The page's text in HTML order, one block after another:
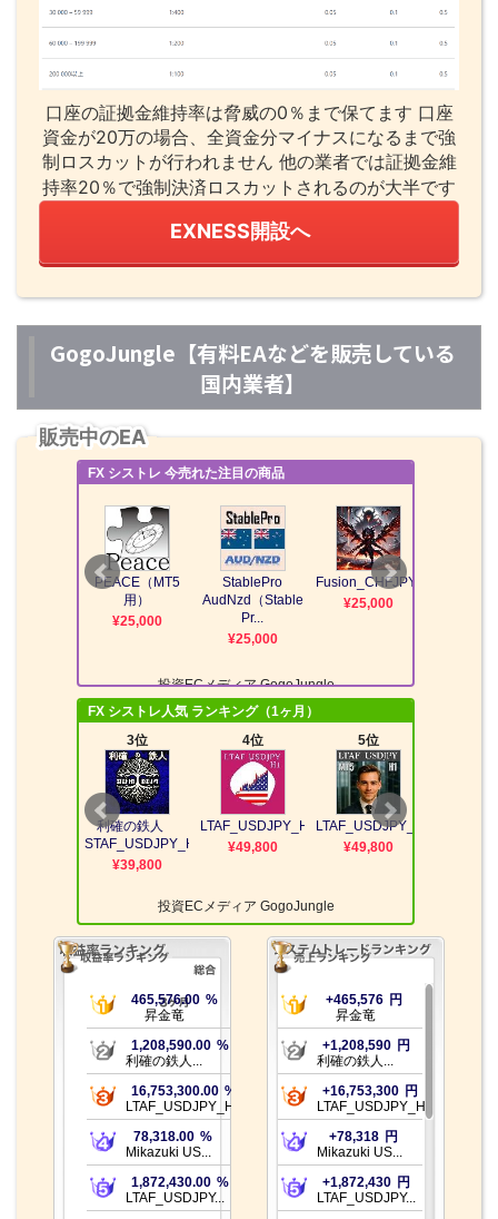
口座の証拠金維持率は脅威の0％まで保てます 口座
資金が20万の場合、全資金分マイナスになるまで強
制ロスカットが行われません 他の業者では証拠金維
持率20％で強制決済ロスカットされるのが大半です
EXNESS開設へ
GogoJungle【有料EAなどを販売している
国内業者】
販売中のEA